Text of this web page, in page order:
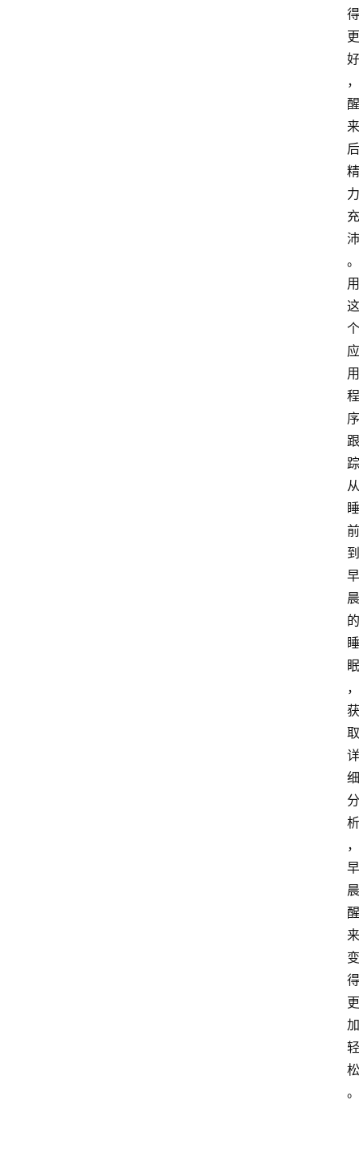
得
更
好
，
醒
来
后
精
力
充
沛
。
用
这
个
应
用
程
序
跟
踪
从
睡
前
到
早
晨
的
睡
眠
，
获
取
详
细
分
析
，
早
晨
醒
来
变
得
更
加
轻
松
。